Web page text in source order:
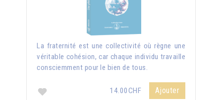
La fraternité est une collectivité où règne une
véritable cohésion, car chaque individu travaille
consciemment pour le bien de tous.
14.00CHF Ajouter